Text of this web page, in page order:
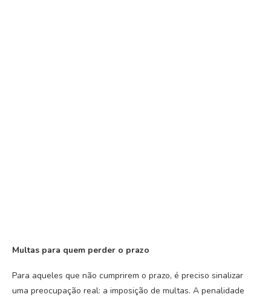
Multas para quem perder o prazo
Para aqueles que não cumprirem o prazo, é preciso sinalizar
uma preocupação real: a imposição de multas. A penalidade